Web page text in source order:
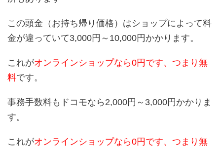
この頭金（お持ち帰り価格）はショップによって料
金が違っていて3,000円～10,000円かかります。
これがオンラインショップなら0円です、つまり無
料です。
事務手数料もドコモなら2,000円～3,000円かかりま
す。
これがオンラインショップなら0円です、つまり無